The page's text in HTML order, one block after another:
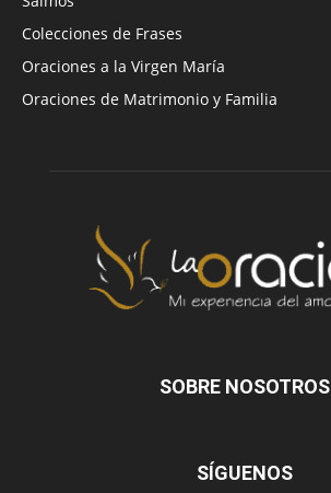
Colecciones de Frases
Oraciones a la Virgen María
Oraciones de Matrimonio y Familia
SOBRE NOSOTROS
SÍGUENOS